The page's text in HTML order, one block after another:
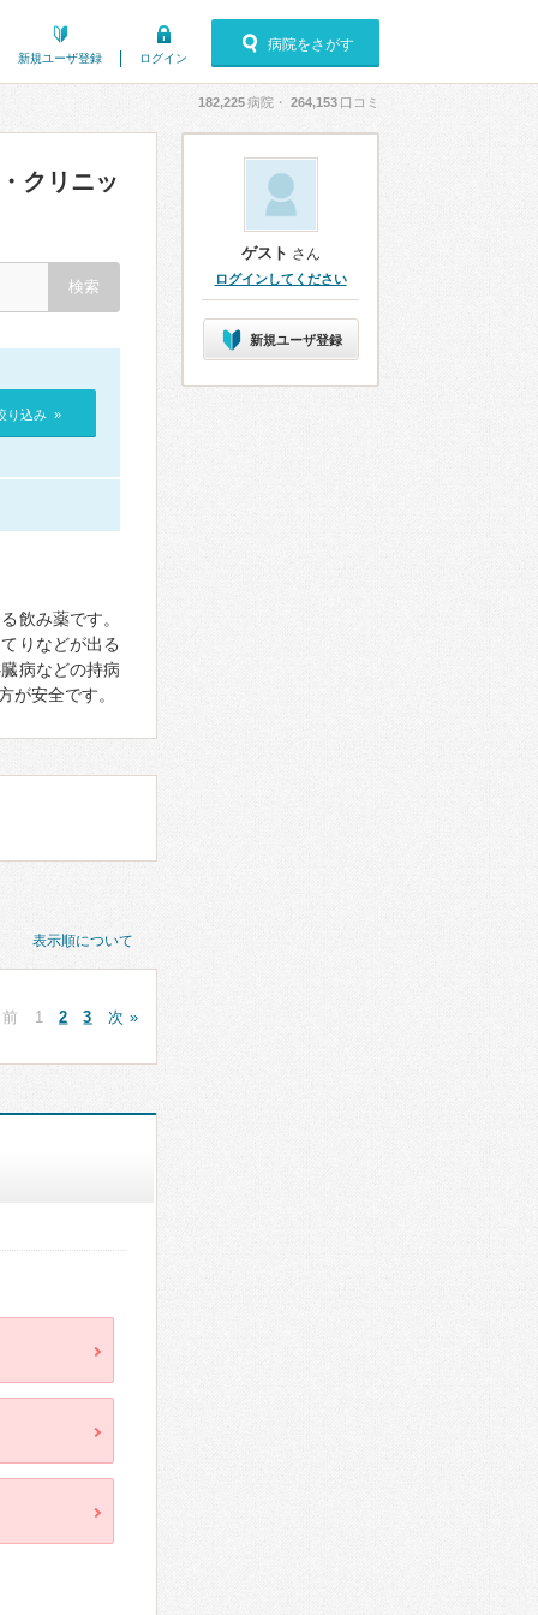
新規ユーザ登録 ログイン
病院をさがす
182,225病院・ 264,153 口コミ
クリニッ
り込み »
飲み薬です。
りなどが出る
病などの持病
が安全です。
表示順について
1 2 3 次 »
ゲスト さん
ログインしてください
新規ユーザ登録